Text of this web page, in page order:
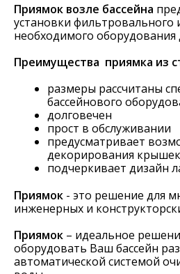
Приямок возле бассейна
установки фильтровального
необходимого оборудования
Преимущества приямка из
размеры рассчитаны
бассейнового
долговечен
прост в обслуживании
предусматривает
декорирования
подчеркивает дизайн
Приямок - это решение для
инженерных и
Приямок – идеальное
оборудовать Ваш бассейн
автоматической системой